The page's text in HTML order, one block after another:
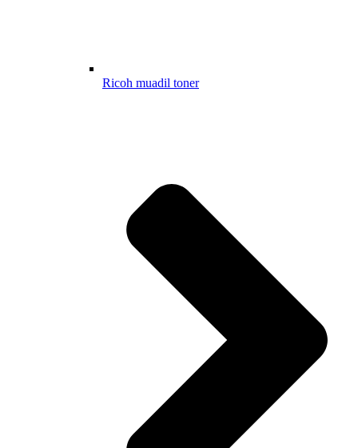
Ricoh muadil toner